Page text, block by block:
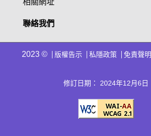
相關網址
聯絡我們
2023 © 版權告示 私隱政策 免責聲明
修訂日期： 2024年12月6日